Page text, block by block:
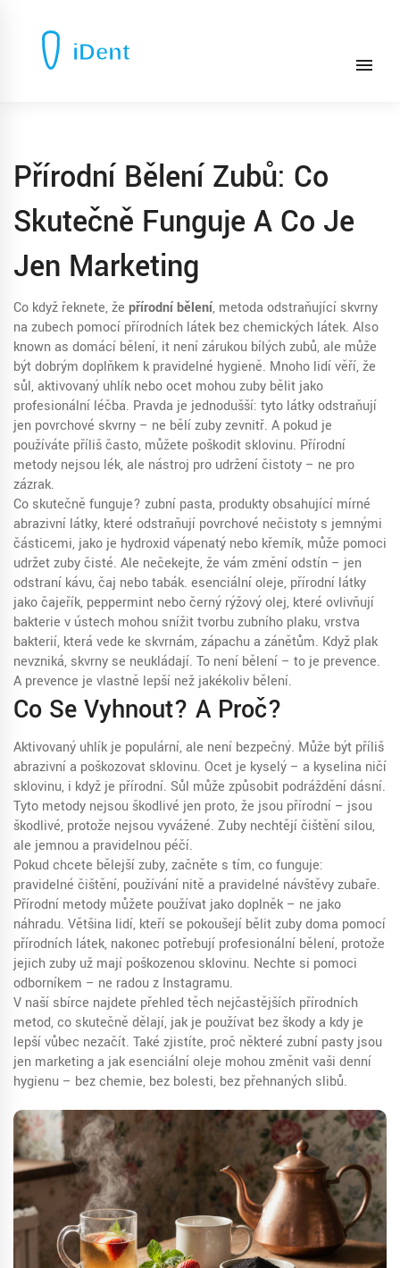
Přírodní Bělení Zubů: Co
Skutečně Funguje A Co Je
Jen Marketing
Co když řeknete, že přírodní bělení, metoda odstraňující skvrny
na zubech pomocí přírodních látek bez chemických látek. Also
known as domácí bělení, it není zárukou bílých zubů, ale může
být dobrým doplňkem k pravidelné hygieně. Mnoho lidí věří, že
sůl, aktivovaný uhlík nebo ocet mohou zuby bělit jako
profesionální léčba. Pravda je jednodušší: tyto látky odstraňují
jen povrchové skvrny – ne bělí zuby zevnitř. A pokud je
používáte příliš často, můžete poškodit sklovinu. Přírodní
metody nejsou lék, ale nástroj pro udržení čistoty – ne pro
zázrak.
Co skutečně funguje? zubní pasta, produkty obsahující mírné
abrazivní látky, které odstraňují povrchové nečistoty s jemnými
částicemi, jako je hydroxid vápenatý nebo křemík, může pomoci
udržet zuby čisté. Ale nečekejte, že vám změní odstín – jen
odstraní kávu, čaj nebo tabák. esenciální oleje, přírodní látky
jako čajeřík, peppermint nebo černý rýžový olej, které ovlivňují
bakterie v ústech mohou snížit tvorbuzubního plaku,vrstva
bakterií, která vede ke skvrnám, zápachu a zánětům. Když plak
nevzniká, skvrny se neukládají. To není bělení – to je prevence.
A prevence je vlastně lepší než jakékoliv bělení.
Co Se Vyhnout? A Proč?
Aktivovaný uhlík je populární, ale není bezpečný. Může být příliš
abrazivní a poškozovat sklovinu. Ocet je kyselý – a kyselina ničí
sklovinu, i když je přírodní. Sůl může způsobit podráždění dásní.
Tyto metody nejsou škodlivé jen proto, že jsou přírodní – jsou
škodlivé, protože nejsou vyvážené. Zuby nechtějí čištění silou,
ale jemnou a pravidelnou péčí.
Pokud chcete bělejší zuby, začněte s tím, co funguje:
pravidelné čištění, používání nitě a pravidelné návštěvy zubaře.
Přírodní metody můžete používat jako doplněk – ne jako
náhradu. Většina lidí, kteří se pokoušejí bělit zuby doma pomocí
přírodních látek, nakonec potřebují profesionální bělení, protože
jejich zuby už mají poškozenou sklovinu. Nechte si pomoci
odborníkem – ne radou z Instagramu.
V naší sbírce najdete přehled těch nejčastějších přírodních
metod, co skutečně dělají, jak je používat bez škody a kdy je
lepší vůbec nezačít. Také zjistíte, proč některé zubní pasty jsou
jen marketing a jak esenciální oleje mohou změnit vaši denní
hygienu – bez chemie, bez bolesti, bez přehnaných slibů.